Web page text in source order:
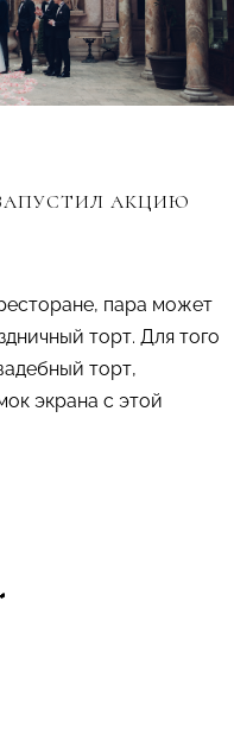
АКЦИЮ
пара может
торт. Для того
торт,
экрана с этой